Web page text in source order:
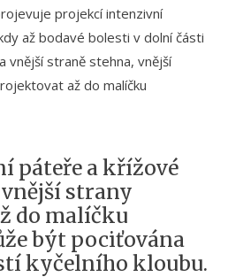
projekcí intenzivní
až bodavé bolesti v dolní části
vnější straně stehna, vnější
až do malíčku
páteře a křížové
strany
do malíčku
být pociťována
kyčelního kloubu.